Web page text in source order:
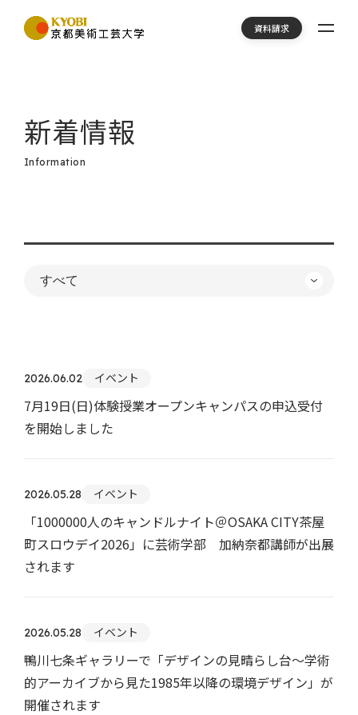
資料請求
新着情報
Information
2026.06.02 イベント
7月19日(日)体験授業オープンキャンパスの申込受付
を開始しました
2026.05.28 イベント
「1000000人のキャンドルナイト＠OSAKA CITY茶屋
町スロウデイ2026」に芸術学部 加納奈都講師が出展
されます
2026.05.28 イベント
鴨川七条ギャラリーで「デザインの見晴らし台～学術
的アーカイブから見た1985年以降の環境デザイン」が
開催されます